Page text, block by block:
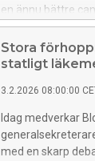
en ännu bättre
tillhörande
Stora
statligt
3.2.2026 08:00:00
Idag medverkar
med en skarp